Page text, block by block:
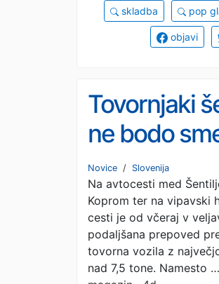
skladba pop
objavi
Tovornjaki
ne bodo
prehitevati.
podaljšana
Novice / Slovenija
Na avtocesti med
Koprom ter na vipavski
cesti je od včeraj v
podaljšana prepoved
tovorna vozila z
nad 7,5 tone. Namesto …